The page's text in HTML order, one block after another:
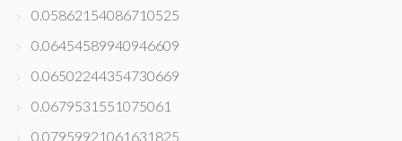
0.05862154086710525
0.06454589940946609
0.06502244354730669
0.0679531551075061
0.07959921061631825